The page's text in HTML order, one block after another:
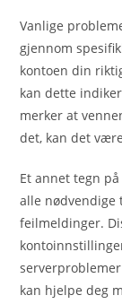
Vanlige
gjennom
kontoen din
kan dette
merker at
det, kan det
Et annet tegn
alle nødvendige
feilmeldinger.
kan hjelpe deg